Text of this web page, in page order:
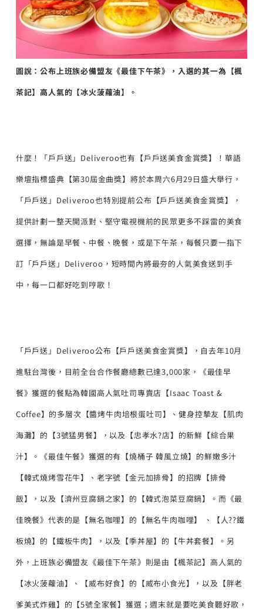
圖說：公布上班族必備盟友《最佳下午茶》，入選的其一為【楓
茶記】高人氣的【冰火菠蘿油】。
什麼！「戶戶送」Deliveroo也有【戶戶送美食金賞獎】！華語
樂壇指標盛典【第30屆金曲獎】將於本周六6月29日盛大舉行，
「戶戶送」Deliveroo也特別提前公布【戶戶送美食金賞獎】，
提供計劃一整天開派對、堅守電視機前的民眾更多不踩雷的美食
選擇，無論是早餐、中餐、晚餐，或是下午茶，每餐只要一指下
訂「戶戶送」Deliveroo，短時間內將最夯的人氣美食送到手
中，每一口都好吃到哼歌！
「戶戶送」Deliveroo公布【戶戶送美食金賞獎】，自去年10月
進駐台灣後，目前全台合作餐廳總數已達3,000家，《最佳早
餐》獲選的餐點為韓國高人氣吐司專賣店【Isaac Toast &
Coffee】的多層次【醬烤牛肉培根蛋吐司】、健身控摯友【肌肉
海灘】的【3號猛男餐】，以及【忠孝水?店】的新鮮【綜合果
汁】。《最佳午餐》獲選的有【燒桶子 韓風立燒】的鮮嫩多汁
【韓式燒烤雪花牛】、老字號【金元加排骨】的招牌【排骨
飯】，以及【濟州豆腐鍋之家】的【韓式泡菜豆腐鍋】。而《最
佳晚餐》代表的是【無名咖哩】的【無名牛肉咖哩】 、【人??鐵
板燒】的【鐵板牛肉】，以及【季丼屋】的【牛丼套餐】。另
外，上班族必備盟友《最佳下午茶》則是由【楓茶記】高人氣的
【冰火菠蘿油】、【威布好食】的【威布小食光】，以及【胖老
爹美式炸雞】的【5號全家餐】獲選；週末就是要吃美食聽好歌，